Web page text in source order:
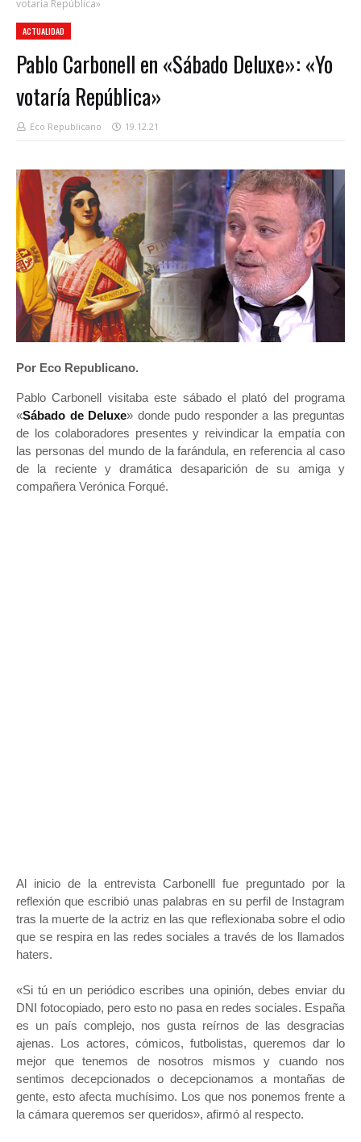
votaría República»
ACTUALIDAD
Pablo Carbonell en «Sábado Deluxe»: «Yo
votaría República»
Eco Republicano 19.12.21
Por Eco Republicano.
Pablo Carbonell visitaba este sábado el plató del programa
«Sábado de Deluxe» donde pudo responder a las preguntas
de los colaboradores presentes y reivindicar la empatía con
las personas del mundo de la farándula, en referencia al caso
de la reciente y dramática desaparición de su amiga y
compañera Verónica Forqué.
Al inicio de la entrevista Carbonelll fue preguntado por la
reflexión que escribió unas palabras en su perfil de Instagram
tras la muerte de la actriz en las que reflexionaba sobre el odio
que se respira en las redes sociales a través de los llamados
haters.
«Si tú en un periódico escribes una opinión, debes enviar du
DNI fotocopiado, pero esto no pasa en redes sociales. España
es un país complejo, nos gusta reírnos de las desgracias
ajenas. Los actores, cómicos, futbolistas, queremos dar lo
mejor que tenemos de nosotros mismos y cuando nos
sentimos decepcionados o decepcionamos a montañas de
gente, esto afecta muchísimo. Los que nos ponemos frente a
la cámara queremos ser queridos», afirmó al respecto.